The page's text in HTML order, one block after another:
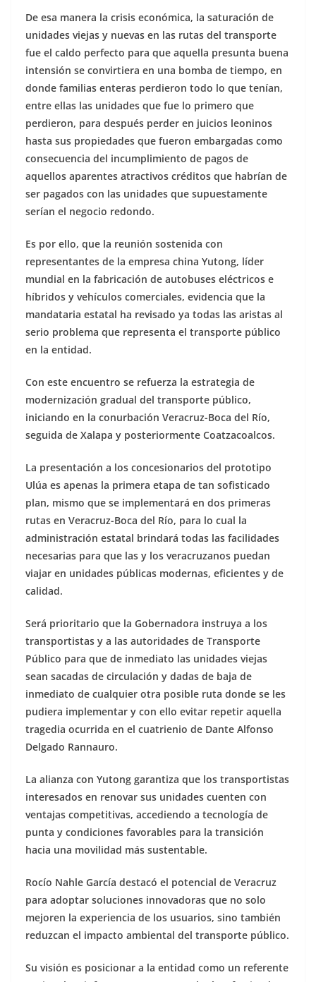
De esa manera la crisis económica, la saturación de
unidades viejas y nuevas en las rutas del transporte
fue el caldo perfecto para que aquella presunta buena
intensión se convirtiera en una bomba de tiempo, en
donde familias enteras perdieron todo lo que tenían,
entre ellas las unidades que fue lo primero que
perdieron, para después perder en juicios leoninos
hasta sus propiedades que fueron embargadas como
consecuencia del incumplimiento de pagos de
aquellos aparentes atractivos créditos que habrían de
ser pagados con las unidades que supuestamente
serían el negocio redondo.
Es por ello, que la reunión sostenida con
representantes de la empresa china Yutong, líder
mundial en la fabricación de autobuses eléctricos e
híbridos y vehículos comerciales, evidencia que la
mandataria estatal ha revisado ya todas las aristas al
serio problema que representa el transporte público
en la entidad.
Con este encuentro se refuerza la estrategia de
modernización gradual del transporte público,
iniciando en la conurbación Veracruz-Boca del Río,
seguida de Xalapa y posteriormente Coatzacoalcos.
La presentación a los concesionarios del prototipo
Ulúa es apenas la primera etapa de tan sofisticado
plan, mismo que se implementará en dos primeras
rutas en Veracruz-Boca del Río, para lo cual la
administración estatal brindará todas las facilidades
necesarias para que las y los veracruzanos puedan
viajar en unidades públicas modernas, eficientes y de
calidad.
Será prioritario que la Gobernadora instruya a los
transportistas y a las autoridades de Transporte
Público para que de inmediato las unidades viejas
sean sacadas de circulación y dadas de baja de
inmediato de cualquier otra posible ruta donde se les
pudiera implementar y con ello evitar repetir aquella
tragedia ocurrida en el cuatrienio de Dante Alfonso
Delgado Rannauro.
La alianza con Yutong garantiza que los transportistas
interesados en renovar sus unidades cuenten con
ventajas competitivas, accediendo a tecnología de
punta y condiciones favorables para la transición
hacia una movilidad más sustentable.
Rocío Nahle García destacó el potencial de Veracruz
para adoptar soluciones innovadoras que no solo
mejoren la experiencia de los usuarios, sino también
reduzcan el impacto ambiental del transporte público.
Su visión es posicionar a la entidad como un referente